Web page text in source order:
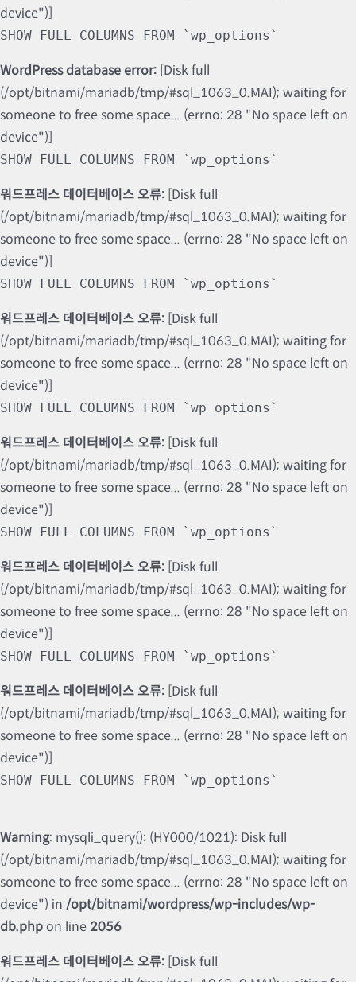
device")]
SHOW FULL COLUMNS FROM `wp_options`
WordPress database error: [Disk full
(/opt/bitnami/mariadb/tmp/#sql_1063_0.MAI); waiting for
someone to free some space... (errno: 28 "No space left on
device")]
SHOW FULL COLUMNS FROM `wp_options`
워드프레스 데이터베이스 오류: [Disk full
(/opt/bitnami/mariadb/tmp/#sql_1063_0.MAI); waiting for
someone to free some space... (errno: 28 "No space left on
device")]
SHOW FULL COLUMNS FROM `wp_options`
워드프레스 데이터베이스 오류: [Disk full
(/opt/bitnami/mariadb/tmp/#sql_1063_0.MAI); waiting for
someone to free some space... (errno: 28 "No space left on
device")]
SHOW FULL COLUMNS FROM `wp_options`
워드프레스 데이터베이스 오류: [Disk full
(/opt/bitnami/mariadb/tmp/#sql_1063_0.MAI); waiting for
someone to free some space... (errno: 28 "No space left on
device")]
SHOW FULL COLUMNS FROM `wp_options`
워드프레스 데이터베이스 오류: [Disk full
(/opt/bitnami/mariadb/tmp/#sql_1063_0.MAI); waiting for
someone to free some space... (errno: 28 "No space left on
device")]
SHOW FULL COLUMNS FROM `wp_options`
워드프레스 데이터베이스 오류: [Disk full
(/opt/bitnami/mariadb/tmp/#sql_1063_0.MAI); waiting for
someone to free some space... (errno: 28 "No space left on
device")]
SHOW FULL COLUMNS FROM `wp_options`
Warning: mysqli_query(): (HY000/1021): Disk full
(/opt/bitnami/mariadb/tmp/#sql_1063_0.MAI); waiting for
someone to free some space... (errno: 28 "No space left on
device") in /opt/bitnami/wordpress/wp-includes/wp-
db.php on line2056
워드프레스 데이터베이스 오류: [Disk full